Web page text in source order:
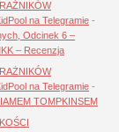
na Telegramie -
Odcinek 6 –
– Recenzja
na Telegramie -
TOMPKINSEM